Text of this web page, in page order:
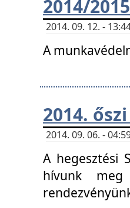
2014/
2014. 09. 12. -
A
2014.
2014. 09. 06. -
A hegesztési
hívunk